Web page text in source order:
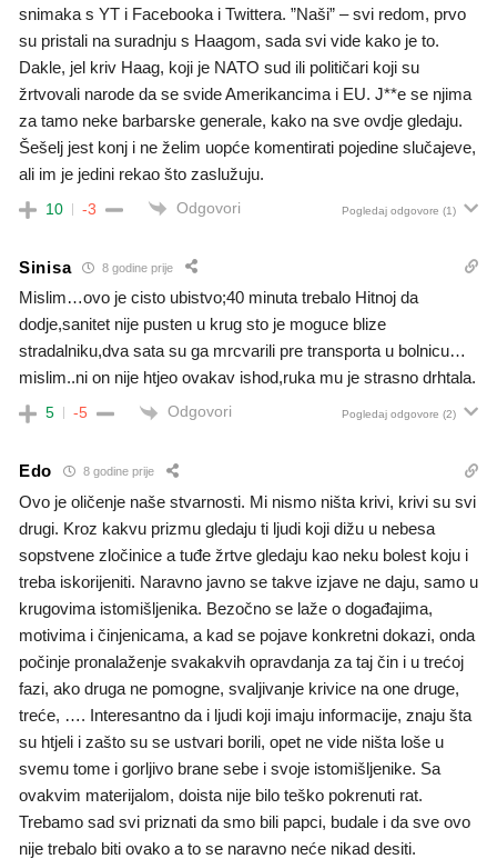
snimaka s YT i Facebooka i Twittera. ”Naši” – svi redom, prvo
su pristali na suradnju s Haagom, sada svi vide kako je to.
Dakle, jel kriv Haag, koji je NATO sud ili političari koji su
žrtvovali narode da se svide Amerikancima i EU. J**e se njima
za tamo neke barbarske generale, kako na sve ovdje gledaju.
Šešelj jest konj i ne želim uopće komentirati pojedine slučajeve,
ali im je jedini rekao što zaslužuju.
10 -3 Odgovori Pogledaj odgovore (1)
Sinisa 8 godine prije
Mislim…ovo je cisto ubistvo;40 minuta trebalo Hitnoj da
dodje,sanitet nije pusten u krug sto je moguce blize
stradalniku,dva sata su ga mrcvarili pre transporta u bolnicu…
mislim..ni on nije htjeo ovakav ishod,ruka mu je strasno drhtala.
5 -5 Odgovori Pogledaj odgovore (2)
Edo 8 godine prije
Ovo je oličenje naše stvarnosti. Mi nismo ništa krivi, krivi su svi
drugi. Kroz kakvu prizmu gledaju ti ljudi koji dižu u nebesa
sopstvene zločinice a tuđe žrtve gledaju kao neku bolest koju i
treba iskorijeniti. Naravno javno se takve izjave ne daju, samo u
krugovima istomišljenika. Bezočno se laže o događajima,
motivima i činjenicama, a kad se pojave konkretni dokazi, onda
počinje pronalaženje svakakvih opravdanja za taj čin i u trećoj
fazi, ako druga ne pomogne, svaljivanje krivice na one druge,
treće, …. Interesantno da i ljudi koji imaju informacije, znaju šta
su htjeli i zašto su se ustvari borili, opet ne vide ništa loše u
svemu tome i gorljivo brane sebe i svoje istomišljenike. Sa
ovakvim materijalom, doista nije bilo teško pokrenuti rat.
Trebamo sad svi priznati da smo bili papci, budale i da sve ovo
nije trebalo biti ovako a to se naravno neće nikad desiti.